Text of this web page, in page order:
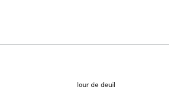
Jour de deuil